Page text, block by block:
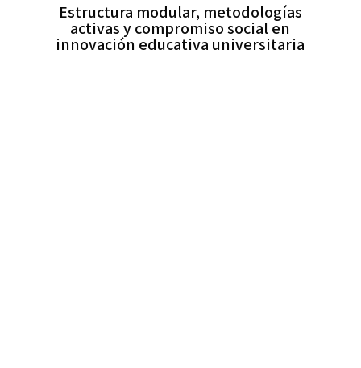
Estructura modular, metodologías
activas y compromiso social en
innovación educativa universitaria